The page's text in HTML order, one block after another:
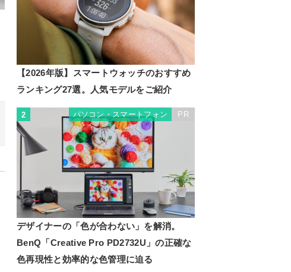
【2026年版】スマートウォッチのおすすめ
ランキング27選。人気モデルをご紹介
2 パソコン・スマートフォン PR
デザイナーの「色が合わない」を解消。
BenQ「Creative Pro PD2732U」の正確な
色再現性と効率的な色管理に迫る